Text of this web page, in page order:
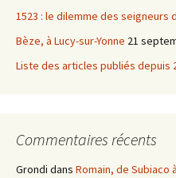
1523 : le dilemme des seigneurs
Bèze, à Lucy-sur-Yonne 21
Liste des articles publiés depuis
Commentaires récents
Grondi dans Romain, de Subiaco